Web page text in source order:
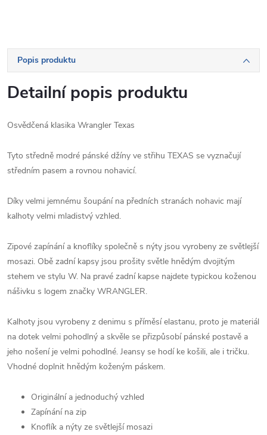
Popis produktu
Detailní popis produktu
Osvědčená klasika Wrangler Texas
Tyto středně modré pánské džíny ve střihu TEXAS se vyznačují
středním pasem a rovnou nohavicí.
Díky velmi jemnému šoupání na předních stranách nohavic mají
kalhoty velmi mladistvý vzhled.
Zipové zapínání a knoflíky společně s nýty jsou vyrobeny ze světlejší
mosazi. Obě zadní kapsy jsou prošity světle hnědým dvojitým
stehem ve stylu W. Na pravé zadní kapse najdete typickou koženou
nášivku s logem značky WRANGLER.
Kalhoty jsou vyrobeny z denimu s příměsí elastanu, proto je materiál
na dotek velmi pohodlný a skvěle se přizpůsobí pánské postavě a
jeho nošení je velmi pohodlné. Jeansy se hodí ke košili, ale i tričku.
Vhodné doplnit hnědým koženým páskem.
Originální a jednoduchý vzhled
Zapínání na zip
Knoflík a nýty ze světlejší mosazi